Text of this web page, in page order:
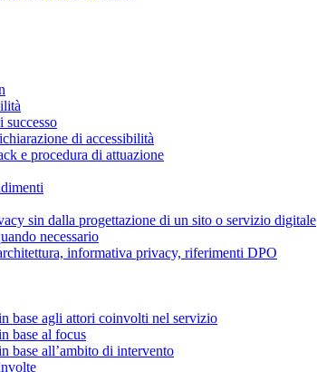
successo
di accessibilità
e procedura di attuazione
sin dalla progettazione di un sito o servizio digitale
necessario
informativa privacy, riferimenti DPO
base agli attori coinvolti nel servizio
base al focus
base all’ambito di intervento